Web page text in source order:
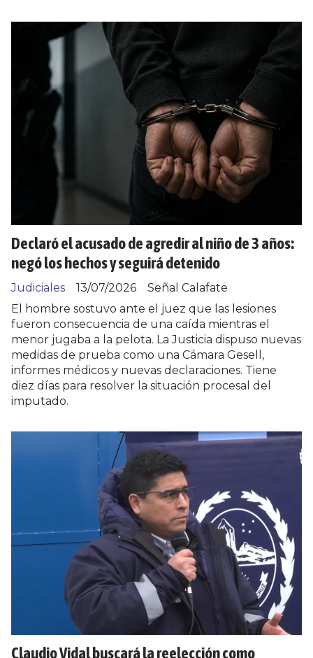
Declaró el acusado de agredir al niño de 3 años:
negó los hechos y seguirá detenido
Señal Calafate
Judiciales
13/07/2026
El hombre sostuvo ante el juez que las lesiones
fueron consecuencia de una caída mientras el
menor jugaba a la pelota. La Justicia dispuso nuevas
medidas de prueba como una Cámara Gesell,
informes médicos y nuevas declaraciones. Tiene
diez días para resolver la situación procesal del
imputado.
Claudio Vidal buscará la reelección como